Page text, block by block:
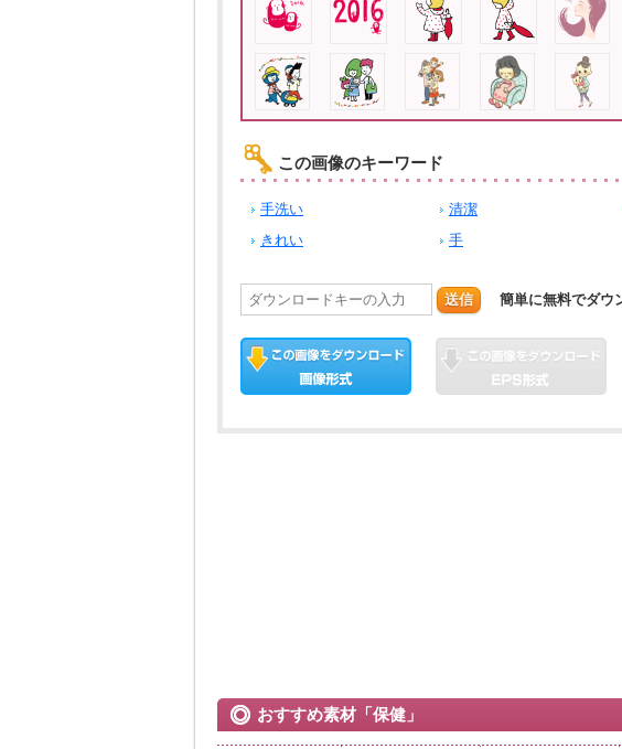
この画像のキーワード
手洗い 清潔
きれい
手
送信 簡単に無料でダウ
おすすめ素材「保健」